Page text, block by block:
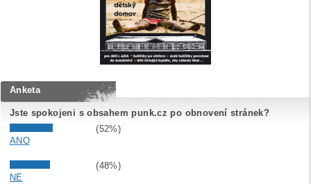
Anketa
Jste spokojeni s obsahem punk.cz po obnovení stránek?
(52%)
ANO
(48%)
NE